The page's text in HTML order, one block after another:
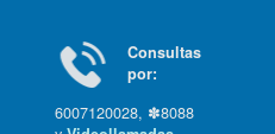
Consultas
por:
6007120028, ✽8088